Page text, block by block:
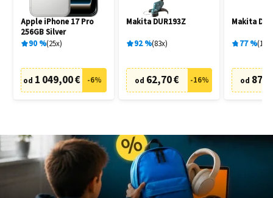
Apple iPhone 17 Pro
256GB Silver
90% 25x
od 1 049,00 € -6%
Makita DUR193Z
92% 83x
od 62,70 € -16%
Makita
77% 19
od